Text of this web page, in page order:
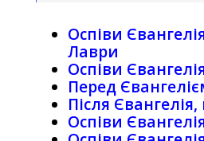
Оспіви
Лаври
Оспіви
Перед
Після Євангелія,
Оспіви